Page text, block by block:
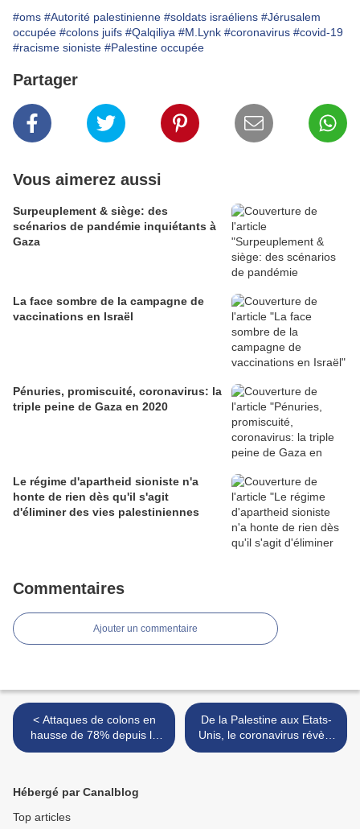
#oms #Autorité palestinienne #soldats israéliens #Jérusalem
occupée #colons juifs #Qalqiliya #M.Lynk #coronavirus #covid-19
#racisme sioniste #Palestine occupée
Partager
Vous aimerez aussi
Surpeuplement & siège: des
scénarios de pandémie inquiétants à
Gaza
La face sombre de la campagne de
vaccinations en Israël
Pénuries, promiscuité, coronavirus: la
triple peine de Gaza en 2020
Le régime d'apartheid sioniste n'a
honte de rien dès qu'il s'agit
d'éliminer des vies palestiniennes
Commentaires
Ajouter un commentaire
< Attaques de colons en
hausse de 78% depuis le
début de la pandémie
De la Palestine aux Etats-
Unis, le coronavirus révèle
le racisme institutionnel >
Hébergé par Canalblog
Top articles